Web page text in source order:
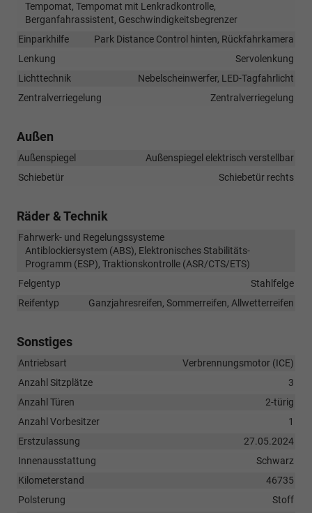
Tempomat, Tempomat mit Lenkradkontrolle,
Berganfahrassistent, Geschwindigkeitsbegrenzer
Einparkhilfe
Park Distance Control hinten, Rückfahrkamera
Lenkung
Servolenkung
Lichttechnik
Nebelscheinwerfer, LED-Tagfahrlicht
Zentralverriegelung
Zentralverriegelung
Außen
Außenspiegel
Außenspiegel elektrisch verstellbar
Schiebetür
Schiebetür rechts
Räder & Technik
Fahrwerk- und Regelungssysteme
Antiblockiersystem (ABS), Elektronisches Stabilitäts-
Programm (ESP), Traktionskontrolle (ASR/CTS/ETS)
Felgentyp
Stahlfelge
Reifentyp
Ganzjahresreifen, Sommerreifen, Allwetterreifen
Sonstiges
Antriebsart
Verbrennungsmotor (ICE)
Anzahl Sitzplätze
3
Anzahl Türen
2-türig
Anzahl Vorbesitzer
1
Erstzulassung
27.05.2024
Innenausstattung
Schwarz
Kilometerstand
46735
Polsterung
Stoff